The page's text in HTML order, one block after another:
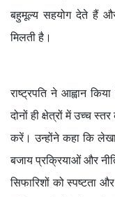
बहुमूल्य सहयोग देते हैं और
मिलती है।
राष्ट्रपति ने आह्वान
दोनों ही क्षेत्रों में उच्च
करें। उन्होंने कहा कि लेखा
बजाय प्रक्रियाओं और
सिफारिशों को स्पष्टता